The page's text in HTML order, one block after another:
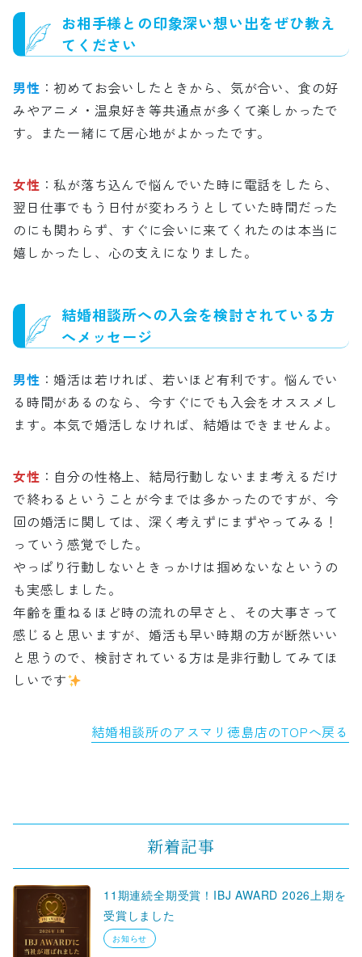
お相手様との印象深い想い出をぜひ教え
てください
男性 ：初めてお会いしたときから、気が合い、食の好
みやアニメ・温泉好き等共通点が多くて楽しかったで
す。また一緒にて居心地がよかったです。
女性 ：私が落ち込んで悩んでいた時に電話をしたら、
翌日仕事でもう日付が変わろうとしていた時間だった
のにも関わらず、すぐに会いに来てくれたのは本当に
嬉しかったし、心の支えになりました。
結婚相談所への入会を検討されている方
へメッセージ
男性 ：婚活は若ければ、若いほど有利です。悩んでい
る時間があるのなら、今すぐにでも入会をオススメし
ます。本気で婚活しなければ、結婚はできませんよ。
女性 ：自分の性格上、結局行動しないまま考えるだけ
で終わるということが今までは多かったのですが、今
回の婚活に関しては、深く考えずにまずやってみる！
っていう感覚でした。
やっぱり行動しないときっかけは掴めないなというの
も実感しました。
年齢を重ねるほど時の流れの早さと、その大事さって
感じると思いますが、婚活も早い時期の方が断然いい
と思うので、検討されている方は是非行動してみてほ
しいです
結婚相談所のアスマリ徳島店のTOPへ戻る
新着記事
11期連続全期受賞！IBJ AWARD 2026上期を
受賞しました
お知らせ